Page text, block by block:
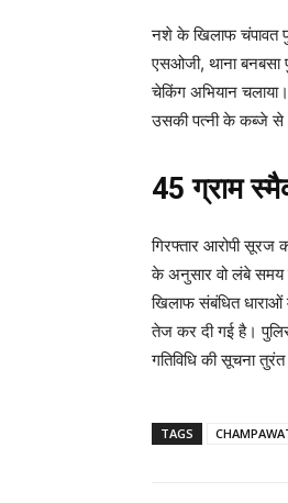
नशे के खिलाफ चंपावत
एसओजी, थाना बनबसा
चेकिंग अभियान
उसकी पत्नी के कब्जे
45 ग्राम
गिरफ्तार आरोपी सूरज
के अनुसार वो लंबे समय
खिलाफ संबंधित
तेज कर दी गई है।
गतिविधि की सूचना
TAGS